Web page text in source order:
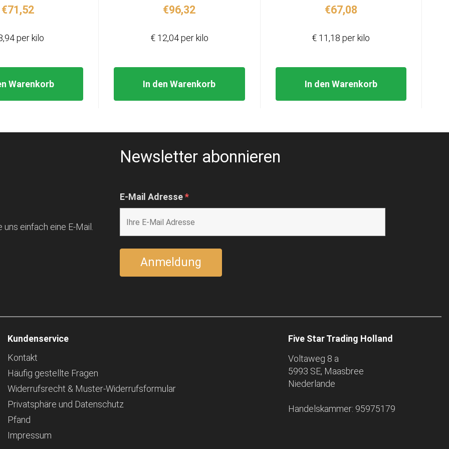
€71,52
Warenkorb
per kilo
€96,32
In den Warenkorb
€ 12,04 per kilo
€67,08
In den Warenkorb
€ 11,18 per kilo
einfach eine E-Mail.
Newsletter abonnieren
E-Mail Adresse*
Kundenservice
Kontakt
Häufig gestellte Fragen
Widerrufsrecht & Muster-Widerrufsformular
Privatsphäre und Datenschutz
Pfand
Impressum
Five Star Trading Holland
Voltaweg 8 a
5993 SE, Maasbree
Niederlande
Handelskammer: 95975179